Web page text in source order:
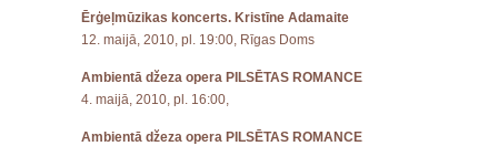
Ērģeļmūzikas koncerts. Kristīne Adamaite
12. maijā, 2010, pl. 19:00, Rīgas Doms
Ambientā džeza opera PILSĒTAS ROMANCE
4. maijā, 2010, pl. 16:00,
Ambientā džeza opera PILSĒTAS ROMANCE